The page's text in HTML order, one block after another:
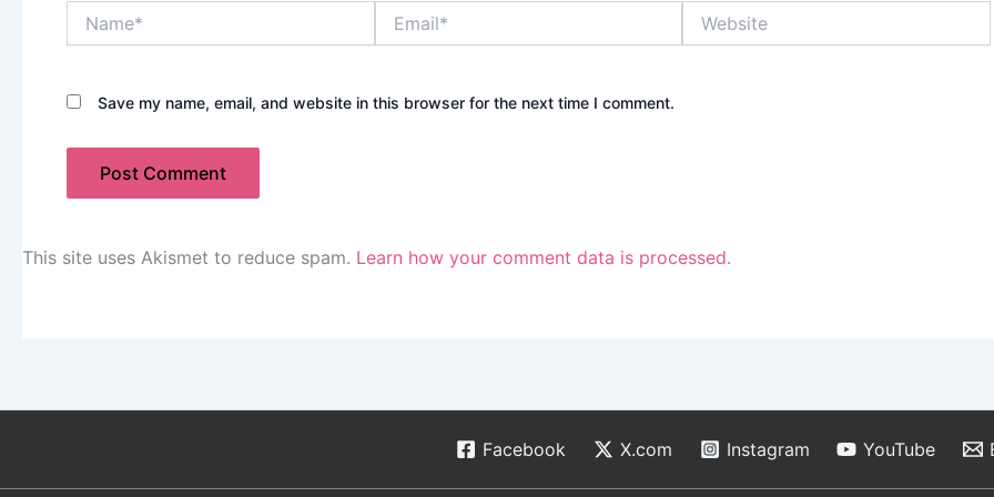
Save my name, email, and website in this browser for the next time I comment.
This site uses Akismet to reduce spam. Learn how your comment data is processed.
Facebook X.com Instagram YouTube